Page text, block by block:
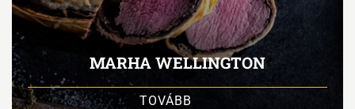
MARHA WELLINGTON
TOVÁBB